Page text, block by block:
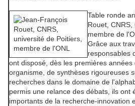
Table ronde
Rouet ,
membre de
Grâce aux
responsables
ont disposé, dès les premières
organisme, de synthèses rigoureuses
recherches dans le domaine de
permis une relance des débats, ils ont
importants de la recherche-innovation